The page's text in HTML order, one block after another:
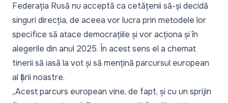
Federația Rusă nu acceptă ca cetățenii să-și decidă
singuri direcția, de aceea vor lucra prin metodele lor
specifice să atace democrațiile și vor acționa și în
alegerile din anul 2025. În acest sens el a chemat
tinerii să iasă la vot și să mențină parcursul european
al țării noastre.
„Acest parcurs european vine, de fapt, și cu un sprijin